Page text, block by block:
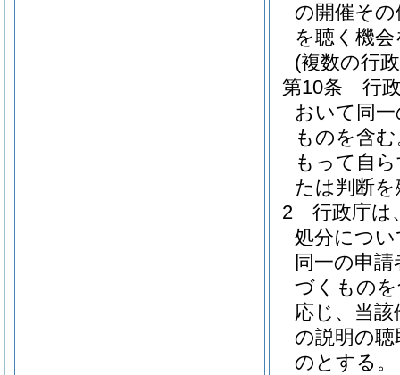
の開催そ
を聴く機
(複数の行
第10条
行
おいて同
ものを含
もって自
たは判断
2
行政庁は
処分につ
同一の申
づくもの
応じ、当
の説明の
のとする。